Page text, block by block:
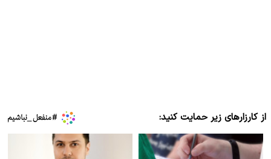
از کارزارهای زیر حمایت کنید: